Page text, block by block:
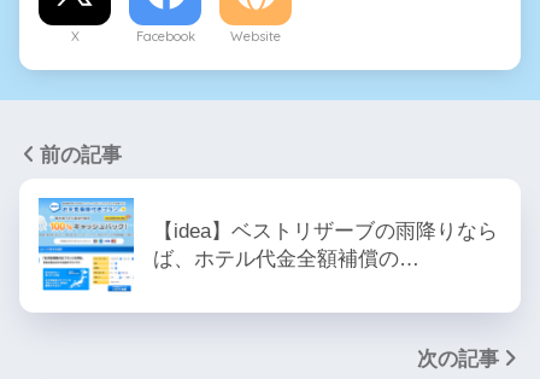
X Facebook Website
前の記事
【idea】ベストリザーブの雨降りなら
ば、ホテル代金全額補償の…
次の記事